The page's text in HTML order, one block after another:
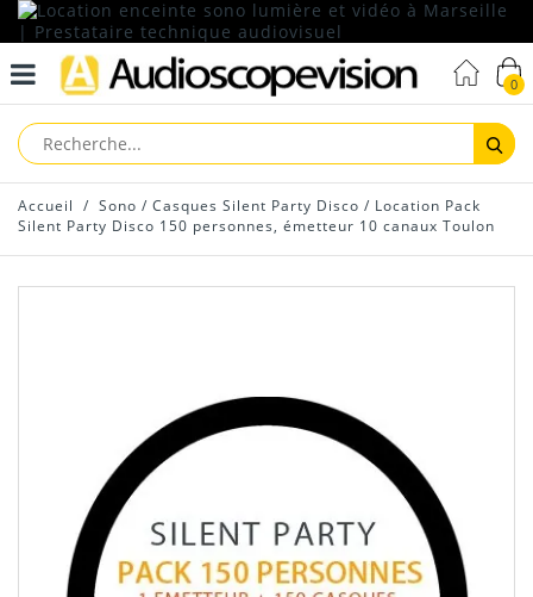
0
Accueil / Sono / Casques Silent Party Disco / Location Pack
Silent Party Disco 150 personnes, émetteur 10 canaux Toulon